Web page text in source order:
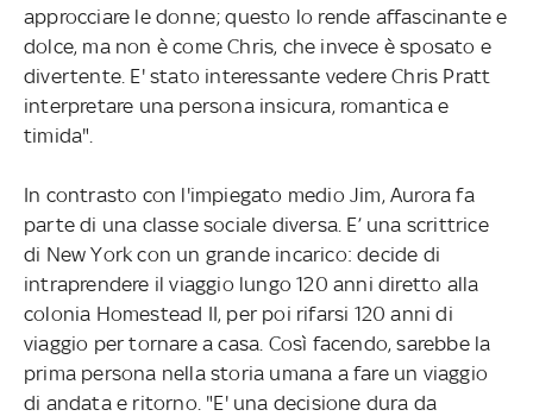
approcciare le donne; questo lo rende affascinante e
dolce, ma non è come Chris, che invece è sposato e
divertente. E' stato interessante vedere Chris Pratt
interpretare una persona insicura, romantica e
timida".
In contrasto con l'impiegato medio Jim, Aurora fa
parte di una classe sociale diversa. E’ una scrittrice
di New York con un grande incarico: decide di
intraprendere il viaggio lungo 120 anni diretto alla
colonia Homestead II, per poi rifarsi 120 anni di
viaggio per tornare a casa. Così facendo, sarebbe la
prima persona nella storia umana a fare un viaggio
di andata e ritorno. "E' una decisione dura da